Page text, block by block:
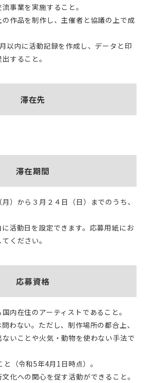
事業を実施すること。
作品を制作し、主催者と協議の上で成
以内に活動記録を作成し、データと印
すること。
滞在先
滞在期間
）から３月２４日（日）までのうち、
活動日を設定できます。応募用紙にお
ください。
応募資格
内在住のアーティストであること。
わない。ただし、制作場所の都合上、
いことや火気・動物を使わない手法で
（令和5年4月1日時点）。
化への関心を促す活動ができること。